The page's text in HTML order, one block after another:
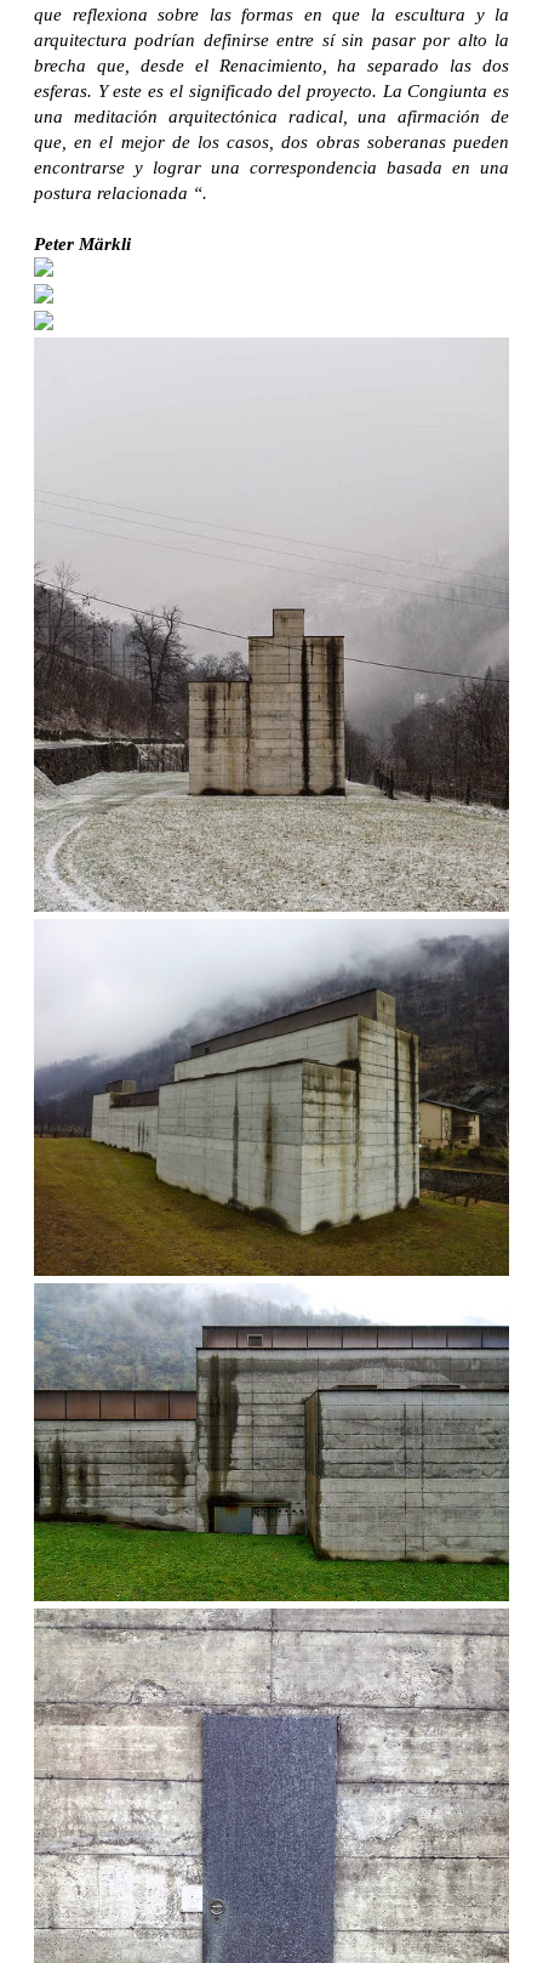
que reflexiona sobre las formas en que la escultura y la
arquitectura podrían definirse entre sí sin pasar por alto la
brecha que, desde el Renacimiento, ha separado las dos
esferas. Y este es el significado del proyecto. La Congiunta es
una meditación arquitectónica radical, una afirmación de
que, en el mejor de los casos, dos obras soberanas pueden
encontrarse y lograr una correspondencia basada en una
postura relacionada “.
Peter Märkli